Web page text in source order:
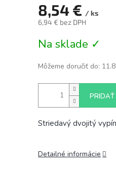
8,54 € / ks
6,94 € bez DPH
cena:
Na sklade ✓
Môžeme doručiť do:
PRIDAŤ
Striedavý dvojitý
Detailné informácie